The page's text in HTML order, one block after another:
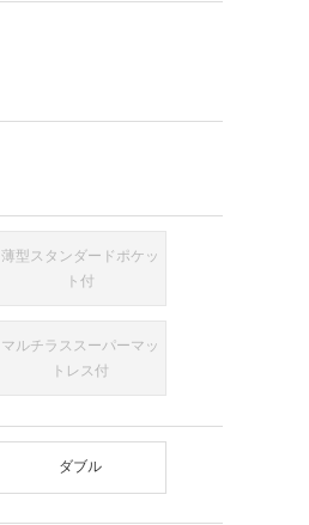
薄型スタンダードポケッ
ト付
マルチラススーパーマッ
トレス付
ダブル